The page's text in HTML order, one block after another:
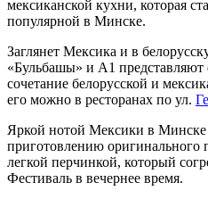
мексиканской кухни, которая
популярной в Минске.
Заглянет Мексика и в
«Бульбашы» и А1
сочетание белорусской и
его можно в ресторанах по ул.
Яркой нотой Мексики в Минске
приготовлению оригинального
легкой перчинкой, который
Фестиваль в вечернее время.